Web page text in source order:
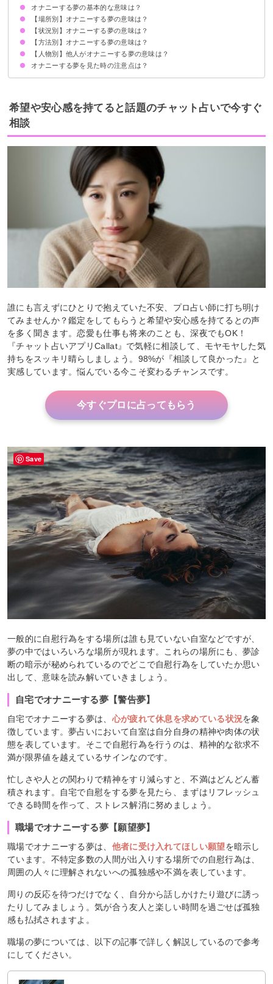
オナニーする夢の基本的な意味は？
①現状に不満を抱えている暗示
②寂しさの暗示
状況によって意味が決まる
【場所別】オナニーする夢の意味は？
自宅でオナニーする夢【警告夢】
職場でオナニーする夢【願望夢】
トイレでオナニーする夢【吉夢】
学校でオナニーする夢【警告夢】
お風呂でオナニーする夢【警告夢】
【状況別】オナニーする夢の意味は？
オナニーを見られる夢【警告夢】
オナニーを見せ合う夢【願望夢】
オナニーが気持ちいい夢【吉夢】
オナニーが気持ち良くない夢【警告夢】
オナニーを我慢している夢【警告夢】
オナニーで出血する夢【警告夢】
オナニーの道具を探す夢【吉夢】
異性になってオナニーする夢【願望夢】
【方法別】オナニーする夢の意味は？
指でオナニーする夢【吉夢】
おもちゃでオナニーする夢【警告夢】
【人物別】他人がオナニーする夢の意味は？
友達がオナニーする夢【警告夢】
恋人がオナニーする夢【願望夢】
好きな人がオナニーする夢【願望夢】
知らない人がオナニーする夢【願望夢】
家族がオナニーする夢【警告夢】
オナニーする夢を見た時の注意点は？
悩みやうまくいっていない事を友達や信頼できる人に相談する
吉夢なら話さず警告夢や凶夢は人に話す
希望や安心感を持てると話題のチャット占いで今すぐ
相談
誰にも言えずにひとりで抱えていた不安、プロ占い師に打ち明け
てみませんか？鑑定をしてもらうと希望や安心感を持てるとの声
を多く聞きます。恋愛も仕事も将来のことも、深夜でもOK！
『チャット占いアプリCallat』で気軽に相談して、モヤモヤした気
持ちをスッキリ晴らしましょう。98%が『相談して良かった』と
実感しています。悩んでいる今こそ変わるチャンスです。
今すぐプロに占ってもらう
一般的に自慰行為をする場所は誰も見ていない自室などですが、
夢の中ではいろいろな場所が現れます。これらの場所にも、夢診
断の暗示が秘められているのでどこで自慰行為をしていたか思い
出して、意味を読み解いていきましょう。
自宅でオナニーする夢【警告夢】
自宅でオナニーする夢は、 心が疲れて休息を求めている状況を象
徴しています。夢占いにおいて自室は自分自身の精神や肉体の状
態を表しています。そこで自慰行為を行うのは、精神的な欲求不
満が限界値を越えているサインなのです。
忙しさや人との関わりで精神をすり減らすと、不満はどんどん蓄
積されます。自宅で自慰をする夢を見たら、まずはリフレッシュ
できる時間を作って、ストレス解消に努めましょう。
職場でオナニーする夢【願望夢】
職場でオナニーする夢は、 他者に受け入れてほしい願望を暗示し
ています。不特定多数の人間が出入りする場所での自慰行為は、
周囲の人々に理解されないへの孤独感や不満を表しています。
周りの反応を待つだけでなく、自分から話しかけたり遊びに誘っ
たりしてみましょう。気が合う友人と楽しい時間を過ごせば孤独
感も払拭されますよ。
職場の夢については、以下の記事で詳しく解説しているので参考
にしてください。
Save